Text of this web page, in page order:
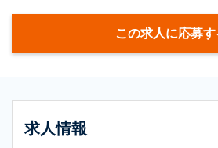
この求人に応募す
求人情報